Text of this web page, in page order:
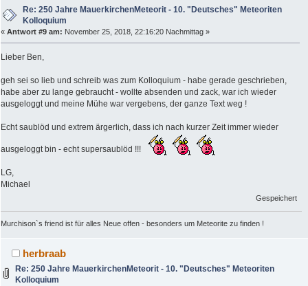
Re: 250 Jahre MauerkirchenMeteorit - 10. "Deutsches" Meteoriten
Kolloquium
« Antwort #9 am: November 25, 2018, 22:16:20 Nachmittag »
Lieber Ben,
geh sei so lieb und schreib was zum Kolloquium - habe gerade geschrieben,
habe aber zu lange gebraucht - wollte absenden und zack, war ich wieder
ausgeloggt und meine Mühe war vergebens, der ganze Text weg !
Echt saublöd und extrem ärgerlich, dass ich nach kurzer Zeit immer wieder
ausgeloggt bin - echt supersaublöd !!!
LG,
Michael
Gespeichert
Murchison`s friend ist für alles Neue offen - besonders um Meteorite zu finden !
herbraab
Re: 250 Jahre MauerkirchenMeteorit - 10. "Deutsches" Meteoriten
Kolloquium